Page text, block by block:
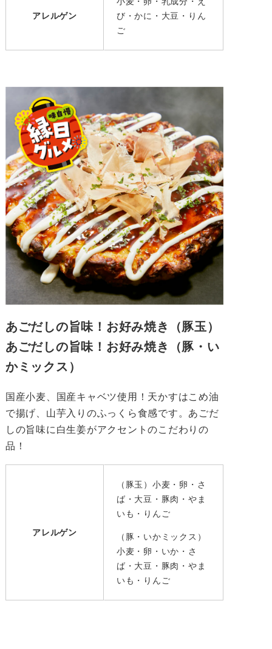
アレルゲン
び・かに・大豆・りん
ご
あごだしの旨味！お好み焼き（豚玉）
あごだしの旨味！お好み焼き（豚・い
かミックス）
国産小麦、国産キャベツ使用！天かすはこめ油
で揚げ、山芋入りのふっくら食感です。あごだ
しの旨味に白生姜がアクセントのこだわりの
品！
アレルゲン
（豚玉）小麦・卵・さ
ば・大豆・豚肉・やま
いも・りんご
（豚・いかミックス）
小麦・卵・いか・さ
ば・大豆・豚肉・やま
いも・りんご